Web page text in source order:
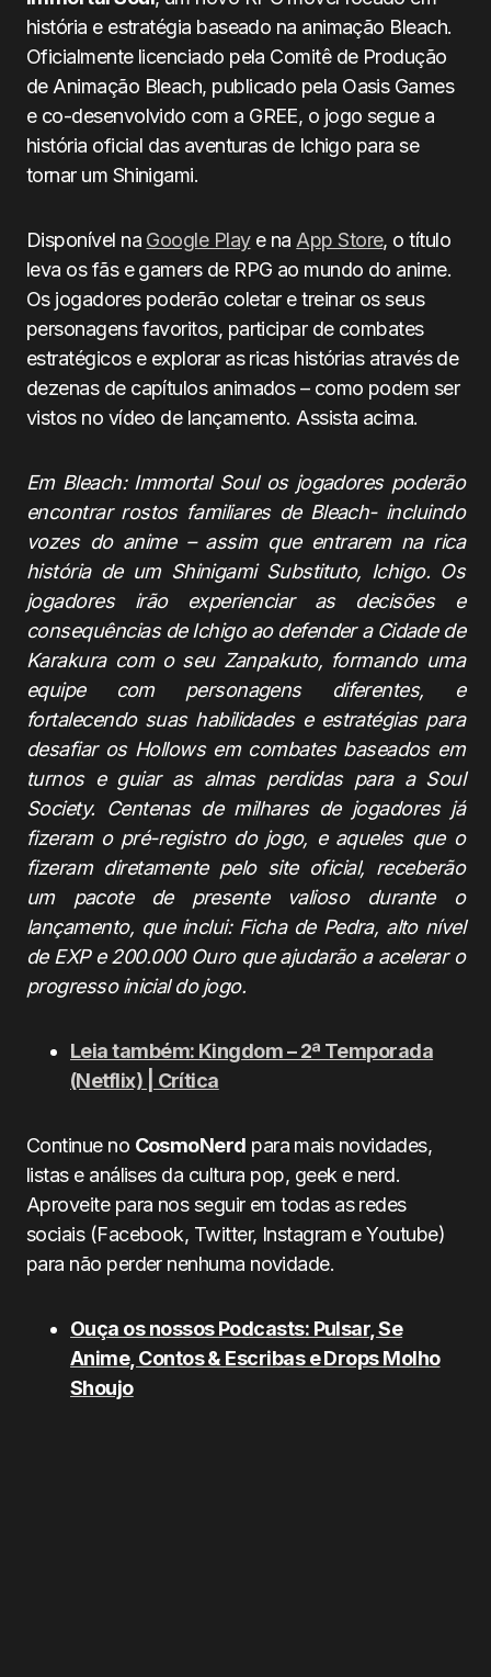
história e estratégia baseado na animação Bleach.
Oficialmente licenciado pela Comitê de Produção
de Animação Bleach, publicado pela Oasis Games
e co-desenvolvido com a GREE, o jogo segue a
história oficial das aventuras de Ichigo para se
tornar um Shinigami.
Disponível na Google Playe na App Store, o título
leva os fãs e gamers de RPG ao mundo do anime.
Os jogadores poderão coletar e treinar os seus
personagens favoritos, participar de combates
estratégicos e explorar as ricas histórias através de
dezenas de capítulos animados – como podem ser
vistos no vídeo de lançamento. Assista acima.
Em Bleach: Immortal Soul os jogadores poderão
encontrar rostos familiares de Bleach- incluindo
vozes do anime – assim que entrarem na rica
história de um Shinigami Substituto, Ichigo. Os
jogadores irão experienciar as decisões e
consequências de Ichigo ao defender a Cidade de
Karakura com o seu Zanpakuto, formando uma
equipe com personagens diferentes, e
fortalecendo suas habilidades e estratégias para
desafiar os Hollows em combates baseados em
turnos e guiar as almas perdidas para a Soul
Society. Centenas de milhares de jogadores já
fizeram o pré-registro do jogo, e aqueles que o
fizeram diretamente pelo site oficial, receberão
um pacote de presente valioso durante o
lançamento, que inclui: Ficha de Pedra, alto nível
de EXP e 200.000 Ouro que ajudarão a acelerar o
progresso inicial do jogo.
Leia também: Kingdom – 2ª Temporada
(Netflix) | Crítica
Continue no CosmoNerd para mais novidades,
listas e análises da cultura pop, geek e nerd.
Aproveite para nos seguir em todas as redes
sociais (Facebook, Twitter, Instagram e Youtube)
para não perder nenhuma novidade.
Ouça os nossos Podcasts: Pulsar, Se
Anime, Contos & Escribas e Drops Molho
Shoujo